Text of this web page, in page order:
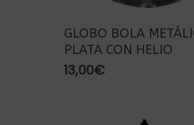
GLOBO BOLA
PLATA CON HELIO
13,00€